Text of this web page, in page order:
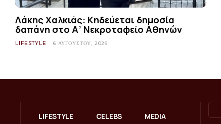
Λάκης Χαλκιάς: Κηδεύεται δημοσία
δαπάνη στο Α’ Νεκροταφείο Αθηνών
LIFESTYLE 6 ΑΥΓΟΎΣΤΟΥ, 2026
LIFESTYLE CELEBS MEDIA